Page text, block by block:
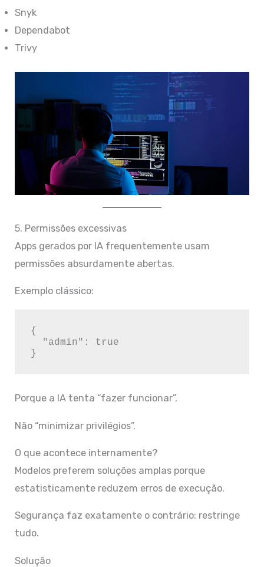
Snyk
Dependabot
Trivy
5. Permissões excessivas
Apps gerados por IA frequentemente usam
permissões absurdamente abertas.
Exemplo clássico:
{
Porque a IA tenta “fazer funcionar”.
Não “minimizar privilégios”.
O que acontece internamente?
Modelos preferem soluções amplas porque
estatisticamente reduzem erros de execução.
Segurança faz exatamente o contrário: restringe
tudo.
Solução